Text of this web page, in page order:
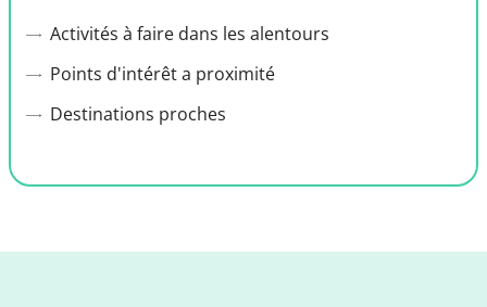
Activités à faire dans les alentours
Points d'intérêt a proximité
Destinations proches